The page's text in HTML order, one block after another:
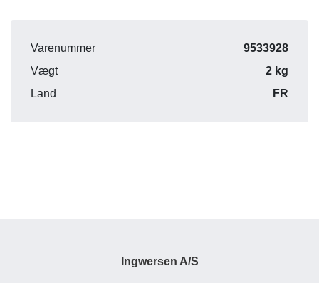
Varenummer
9533928
Vægt
2 kg
Land
FR
Ingwersen A/S